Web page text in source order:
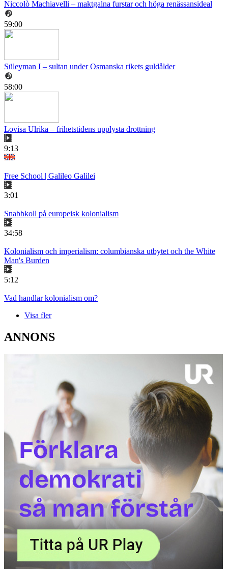
Niccolò Machiavelli – maktgalna furstar och höga renässansideal
59:00
Süleyman I – sultan under Osmanska rikets guldålder
58:00
Lovisa Ulrika – frihetstidens upplysta drottning
9:13
Free School | Galileo Galilei
3:01
Snabbkoll på europeisk kolonialism
34:58
Kolonialism och imperialism: columbianska utbytet och the White
Man's Burden
5:12
Vad handlar kolonialism om?
Visa fler
ANNONS